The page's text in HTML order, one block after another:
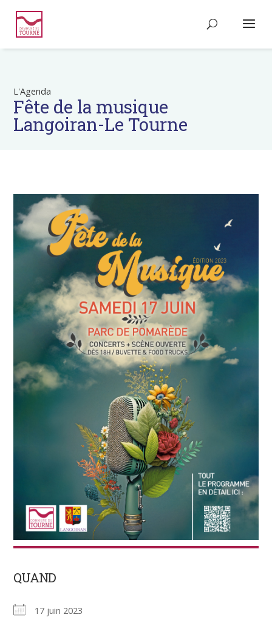
L'Agenda
Fête de la musique
Langoiran-Le Tourne
QUAND
17 juin 2023